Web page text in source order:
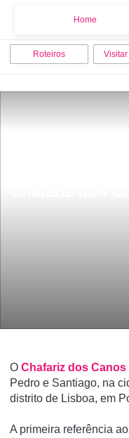
Home
Roteiros Visitar
O Chafariz dos Canos
Pedro e Santiago, na
distrito de Lisboa, em
A primeira referência